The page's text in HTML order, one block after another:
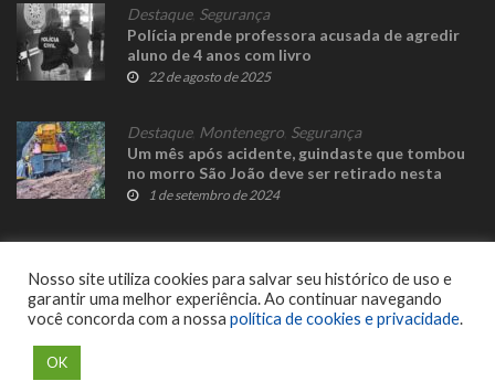
Destaque, Segurança
Polícia prende professora acusada de agredir
aluno de 4 anos com livro
22 de agosto de 2025
Destaque, Montenegro Segurança
Um mês após acidente, guindaste que tombou
no morro São João deve ser retirado nesta
semana
1 de setembro de 2024
© 2023 Fato Novo - Todos os direitos reservados. Desenvolvido por
Nosso site utiliza cookies para salvar seu histórico de uso e
garantir uma melhor experiência. Ao continuar navegando
você concorda com a nossa política de cookies e privacidade.
OK